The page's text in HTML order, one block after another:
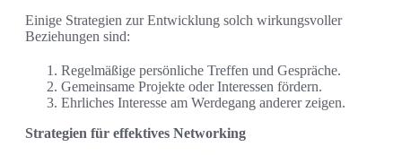
Einige Strategien zur Entwicklung solch wirkungsvoller
Beziehungen sind:
Regelmäßige persönliche Treffen und Gespräche.
Gemeinsame Projekte oder Interessen fördern.
Ehrliches Interesse am Werdegang anderer zeigen.
Strategien für effektives Networking